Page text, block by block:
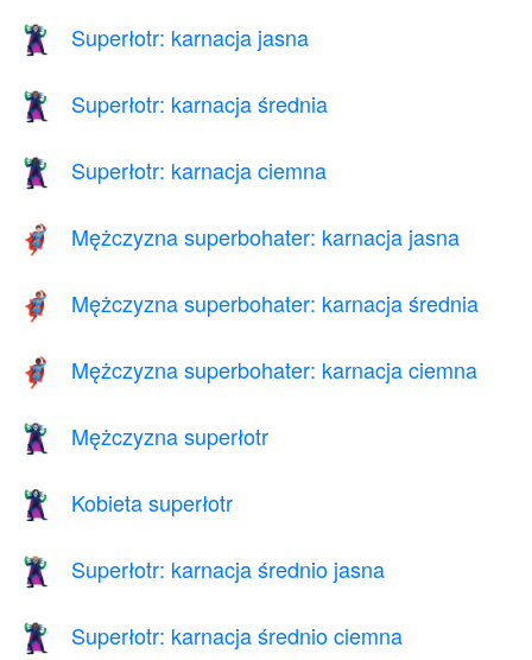
🦹🏻 Superłotr: karnacja jasna
🦹🏽 Superłotr: karnacja średnia
🦹🏿 Superłotr: karnacja ciemna
🦸🏻‍♂️ Mężczyzna superbohater: karnacja jasna
🦸🏽‍♂️ Mężczyzna superbohater: karnacja średnia
🦸🏿‍♂️ Mężczyzna superbohater: karnacja ciemna
🦹‍♂️ Mężczyzna superłotr
🦹‍♀️ Kobieta superłotr
🦹🏼 Superłotr: karnacja średnio jasna
🦹🏾 Superłotr: karnacja średnio ciemna